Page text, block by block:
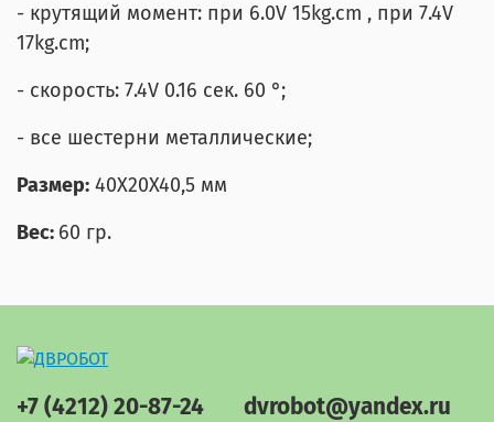
- крутящий момент: при 6.0V 15kg.cm , при 7.4V
17kg.cm;
- скорость: 7.4V 0.16 сек. 60 °;
- все шестерни металлические;
Размер: 40X20X40,5 мм
Вес: 60 гр.
+7 (4212) 20-87-24 dvrobot@yandex.ru